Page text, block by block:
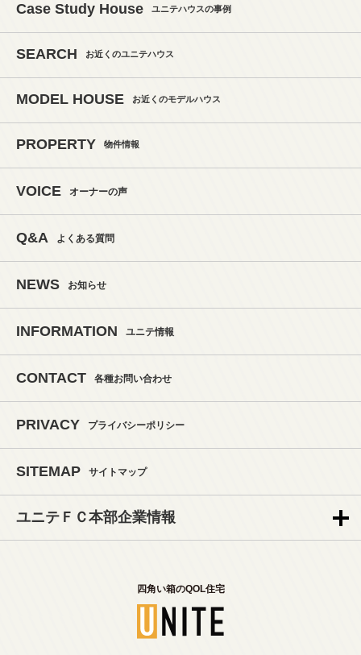
Case Study House ユニテハウスの事例
SEARCH お近くのユニテハウス
MODEL HOUSE お近くのモデルハウス
PROPERTY 物件情報
VOICE オーナーの声
Q&A よくある質問
NEWS お知らせ
INFORMATION ユニテ情報
CONTACT 各種お問い合わせ
PRIVACY プライバシーポリシー
SITEMAP サイトマップ
ユニテＦＣ本部企業情報
四角い箱のQOL住宅